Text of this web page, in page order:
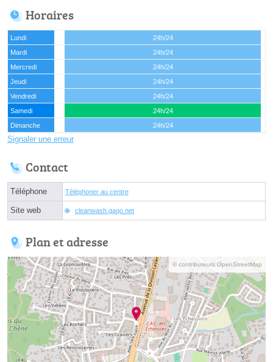
Horaires
Lundi
24h/24
Mardi
24h/24
Mercredi
24h/24
Jeudi
24h/24
Vendredi
24h/24
Samedi
24h/24
Dimanche
24h/24
Signaler une erreur
Contact
Téléphone Téléphoner au centre
Site web cleanwash.gaqo.net
Plan et adresse
© contributeurs OpenStreetMap